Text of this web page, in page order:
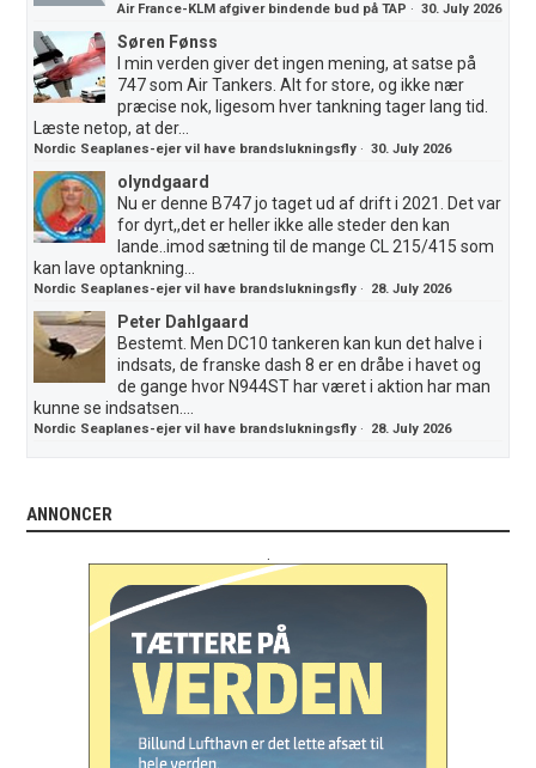
Air France-KLM afgiver bindende bud på TAP ·30. July 2026
Søren Fønss
I min verden giver det ingen mening, at satse på
747 som Air Tankers. Alt for store, og ikke nær
præcise nok, ligesom hver tankning tager lang tid.
Læste netop, at der...
Nordic Seaplanes-ejer vil have brandslukningsfly ·30. July 2026
olyndgaard
Nu er denne B747 jo taget ud af drift i 2021. Det var
for dyrt,,det er heller ikke alle steder den kan
lande..imod sætning til de mange CL 215/415 som
kan lave optankning...
Nordic Seaplanes-ejer vil have brandslukningsfly · 28. July 2026
Peter Dahlgaard
Bestemt. Men DC10 tankeren kan kun det halve i
indsats, de franske dash 8 er en dråbe i havet og
de gange hvor N944ST har været i aktion har man
kunne se indsatsen....
Nordic Seaplanes-ejer vil have brandslukningsfly · 28. July 2026
ANNONCER